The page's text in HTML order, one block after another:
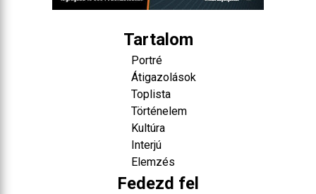
Tartalom
Portré
Átigazolások
Toplista
Történelem
Kultúra
Interjú
Elemzés
Fedezd fel